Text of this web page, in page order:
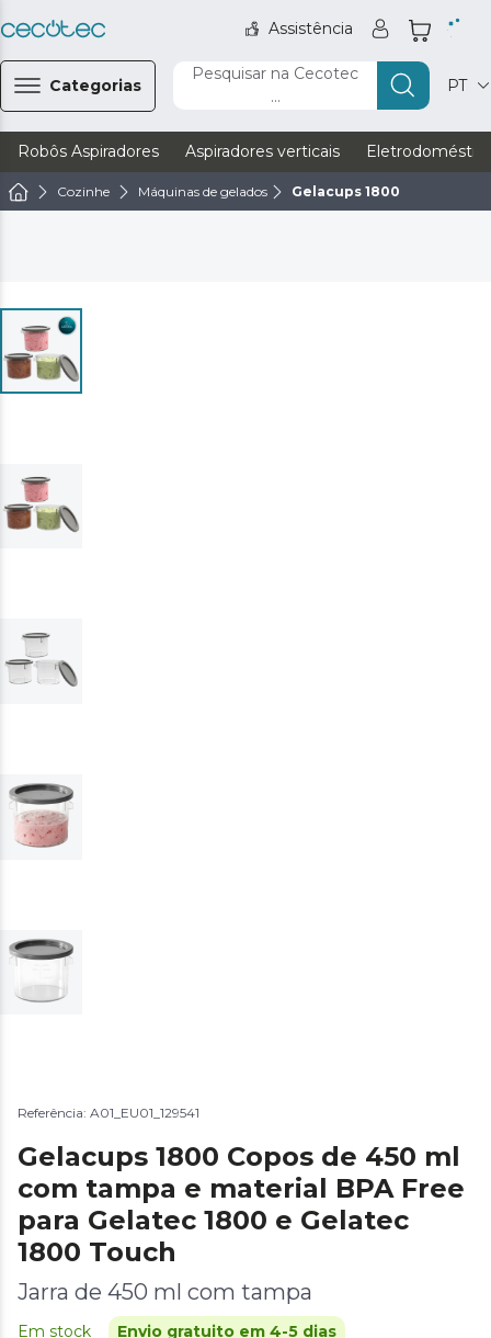
Assistência
Categorias
Pesquisar na Cecotec
...
PT
Robôs Aspiradores Aspiradores verticais
Cozinhe Máquinas de gelados Gelacups 1800
Referência: A01_EU01_129541
Gelacups 1800 Copos de 450 ml
com tampa e material BPA Free
para Gelatec 1800 e Gelatec
1800 Touch
Jarra de 450 ml com tampa
Em stock Envio gratuito em 4-5 dias